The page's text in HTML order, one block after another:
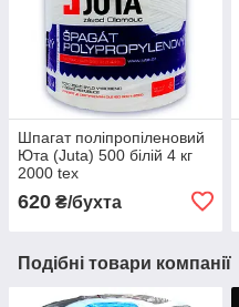
Шпагат поліпропіленовий
Юта (Juta) 500 білій 4 кг
2000 tex
620 ₴/бухта
Подібні товари компанії